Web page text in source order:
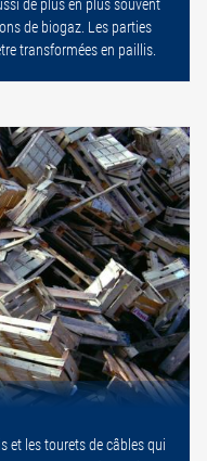
de plus en plus souvent
de biogaz. Les parties
transformées en paillis.
et les tourets de câbles qui